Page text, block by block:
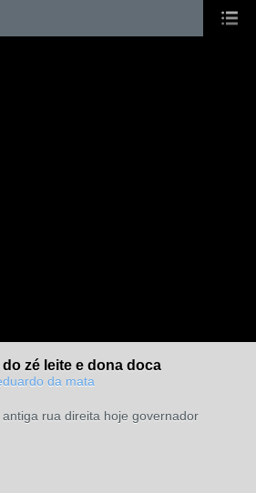
zé leite e dona doca
da mata
rua direita hoje governador